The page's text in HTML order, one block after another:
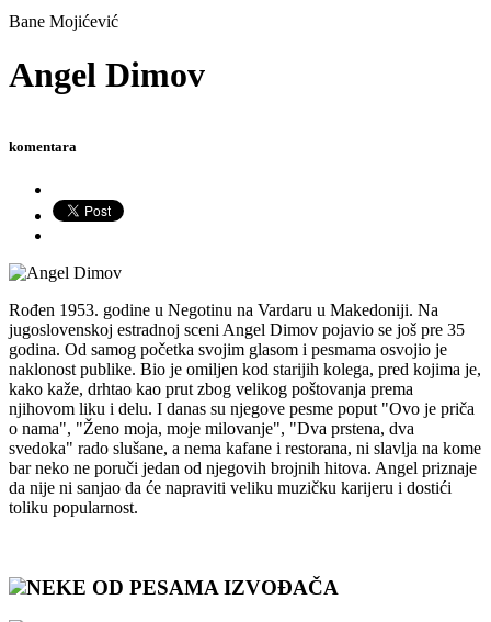
Bane Mojićević
Angel Dimov
komentara
Rođen 1953. godine u Negotinu na Vardaru u Makedoniji. Na
jugoslovenskoj estradnoj sceni Angel Dimov pojavio se još pre 35
godina. Od samog početka svojim glasom i pesmama osvojio je
naklonost publike. Bio je omiljen kod starijih kolega, pred kojima je,
kako kaže, drhtao kao prut zbog velikog poštovanja prema
njihovom liku i delu. I danas su njegove pesme poput "Ovo je priča
o nama", "Ženo moja, moje milovanje", "Dva prstena, dva
svedoka" rado slušane, a nema kafane i restorana, ni slavlja na kome
bar neko ne poruči jedan od njegovih brojnih hitova. Angel priznaje
da nije ni sanjao da će napraviti veliku muzičku karijeru i dostići
toliku popularnost.
NEKE OD PESAMA IZVOĐAČA